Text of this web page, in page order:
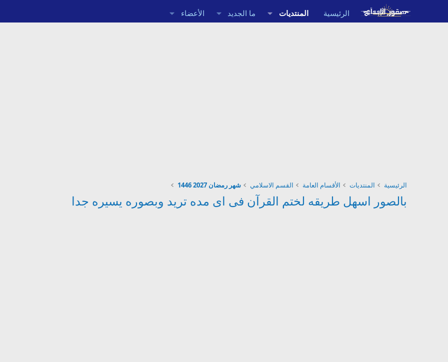
الرئيسية المنتديات ما الجديد الأعضاء
الرئيسية المنتديات الأقسام العامة القسم الاسلامي شهر رمضان 2027 1446
بالصور اسهل طريقه لختم القرآن فى اى مده تريد وبصوره يسيره جدا